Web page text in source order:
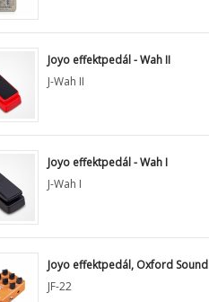
Joyo effektpedál - Wah II
J-Wah II
Joyo effektpedál - Wah I
J-Wah I
Joyo effektpedál, Oxford Sound
JF-22